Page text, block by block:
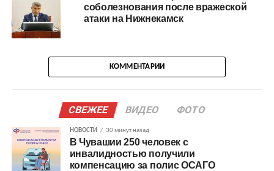
соболезнования после вражеской
атаки на Нижнекамск
КОММЕНТАРИИ
СВЕЖЕЕ ВИДЕО ФОТО
НОВОСТИ 30 минут назад
В Чувашии 250 человек с
инвалидностью получили
компенсацию за полис ОСАГО